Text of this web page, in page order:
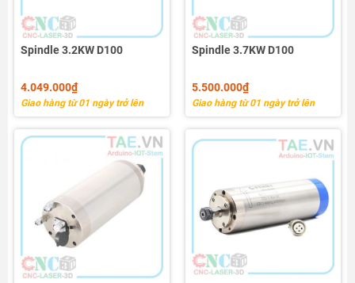
Spindle 3.2KW D100
4.049.000₫
Giao hàng từ 01 ngày trở lên
Spindle 3.7KW D100
5.500.000₫
Giao hàng từ 01 ngày trở lên